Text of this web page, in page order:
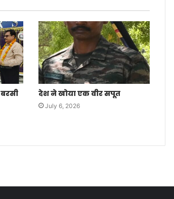
देश ने खोया एक वीर सपूत
July 6, 2026